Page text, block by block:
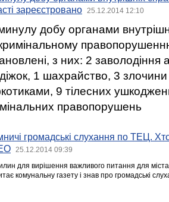
зареєстровано
25.12.2014 12:10
добу органами
з них: 2 заволодіння
1 шахрайство, 3 злочини
9 тілесних
правопорушень
громадські слухання по ТЕЦ.
25.12.2014 09:39
для вирішення важливого питання для
комунальну газету і знав про громадські